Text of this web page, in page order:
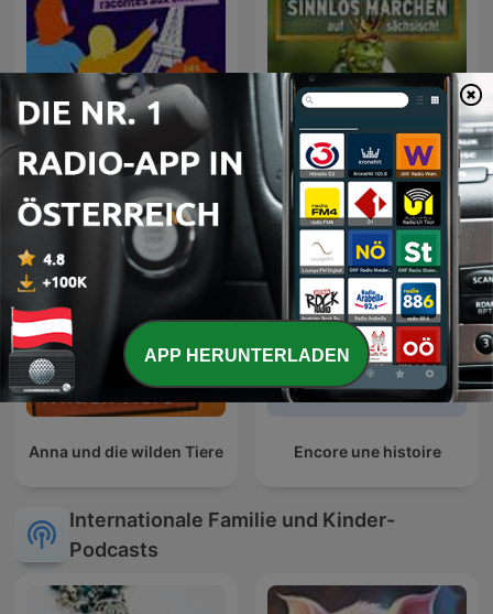
Raconte-moi Paris -
Histoire de Paris
Sinnlos Märchen
Anna und die wilden Tiere Encore une histoire
Internationale Familie und Kinder-
Podcasts
APP HERUNTERLADEN